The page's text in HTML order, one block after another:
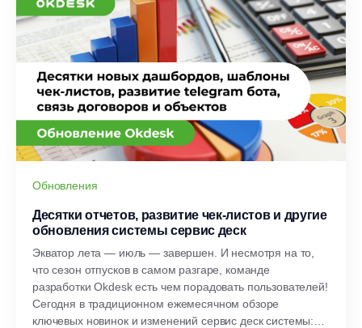
Обновления
Десятки отчетов, развитие чек-листов и другие
обновления системы сервис деск
Экватор лета — июль — завершен. И несмотря на то,
что сезон отпусков в самом разгаре, команде
разработки Okdesk есть чем порадовать пользователей!
Сегодня в традиционном ежемесячном обзоре
ключевых новинок и изменений сервис деск системы: